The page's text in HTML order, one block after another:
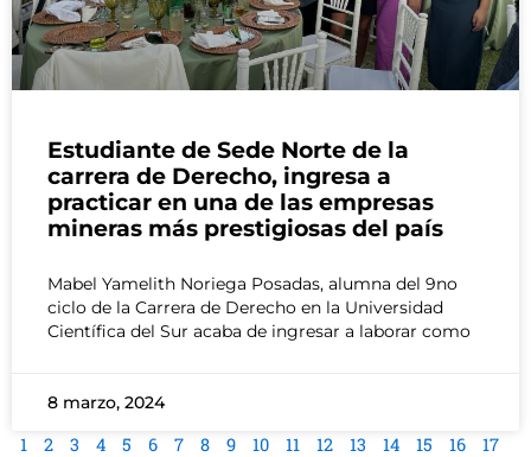
Estudiante de Sede Norte de la
carrera de Derecho, ingresa a
practicar en una de las empresas
mineras más prestigiosas del país
Mabel Yamelith Noriega Posadas, alumna del 9no
ciclo de la Carrera de Derecho en la Universidad
Científica del Sur acaba de ingresar a laborar como
8 marzo, 2024
1 2 3 4 5 6 7 8 9 10 11 12 13 14 15 16
17